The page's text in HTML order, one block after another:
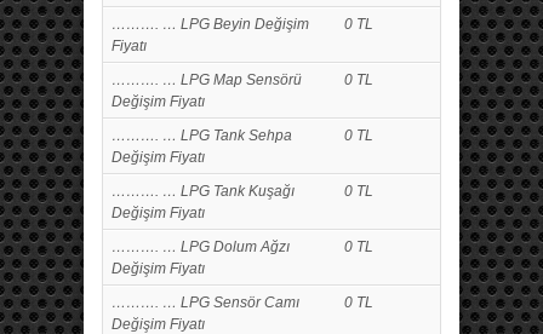
………. … LPG Beyin Değişim
Fiyatı
0 TL
………. … LPG Map Sensörü
Değişim Fiyatı
0 TL
………. … LPG Tank Sehpa
Değişim Fiyatı
0 TL
………. … LPG Tank Kuşağı
Değişim Fiyatı
0 TL
………. … LPG Dolum Ağzı
Değişim Fiyatı
0 TL
………. … LPG Sensör Camı
Değişim Fiyatı
0 TL